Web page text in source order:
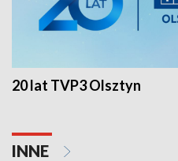
20 lat TVP3 Olsztyn
INNE